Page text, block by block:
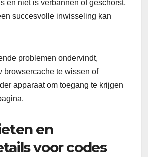
en niet is verbannen of geschorst,
succesvolle inwisseling kan
problemen ondervindt,
browsercache te wissen of
apparaat om toegang te krijgen
en
voor codes